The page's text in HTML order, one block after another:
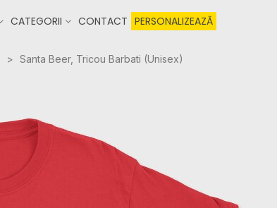
CATEGORII CONTACT PERSONALIZEAZĂ
> Santa Beer, Tricou Barbati (Unisex)